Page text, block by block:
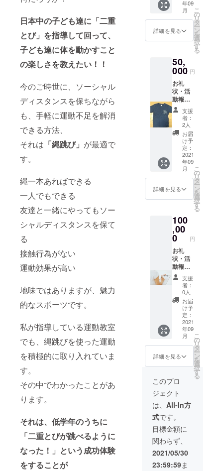
日本中の子ども達に「二重
とび」を指導して回って、
子ども達に体を動かすこと
の楽しさを教えたい！！
今のご時世に、ソーシャル
ディスタンスを保ちながら
も、手軽に運動不足を解消
できる方法、
それは 「縄跳び」 が最適で
す。
縄一本あればできる
一人でもできる
友達と一緒にやってもソー
シャルディスタンスを保て
る
接触行為がない
運動効果が高い
地味ではありますが、魅力
的なスポーツです。
私が指導している運動教室
でも、縄跳びを使った運動
を積極的に取り入れていま
す。
その中でわかったことがあ
ります。
それは、低学年のうちに
「二重とびが跳べるように
なった！」という成功体験
をすることが
せるファン
クショナル
トレーニン
グを指導。
京を拠点と
して、運動
教室やパー
ソナルト
レーニン
グ、クラブ
チームへの
運動プログ
ラム提供、
学校特別指
導、指導者
養成などの
取得ライセ
CrossFit
Level1
CrossFit
CrossFit
CrossFit
Endurance
マ300時間特
成講座
（Ashtanga
Yoga）
チケッ
ト１枚
（使用
期限・
２０２
２年３
年09
月
詳細を見る
こ
の
リ
タ
ー
ン
を
選
択
す
る
50,
000 円
お礼
状・活
動報告
書の送
付・二
重とび
マス
ターオ
リジナ
ルTシャ
ツ１
枚・オ
ンライ
ン指導
による
トレー
チケッ
ト１枚
支援
者：
2人
お届
け予
定：
2021
年09
月
詳細を見る
こ
の
リ
タ
ー
ン
を
選
択
す
る
100
,00
0 円
お礼
状・活
動報告
書の送
付・ 二
重とび
マス
ターオ
リジナ
ルTシャ
ツ１
枚・１
か月間
のパー
ソナル
トレー
ニング
メ
ニュー
作成
（オン
ライン
３０分
指導１
回つ
き）
支援
者：
0人
お届
け予
定：
2021
年09
月
詳細を見る
こ
の
リ
タ
ー
ン
を
選
択
す
る
このプロ
ジェクト
は、 All-In方
式です。
目標金額に
関わらず、
2021/05/30
23:59:59ま